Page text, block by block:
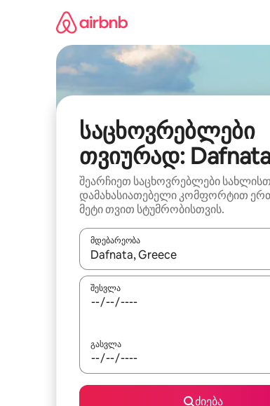
საცხოვრებლები
თვიურად:
შეარჩიეთ საცხოვრებლები
დამახასიათებელი კომფორტით
მეტი თვით სტუმრობისთვის.
მდებარეობა
როცა შედეგები ხელმისაწვდომი
შესვლა
გასვლა
ძიება